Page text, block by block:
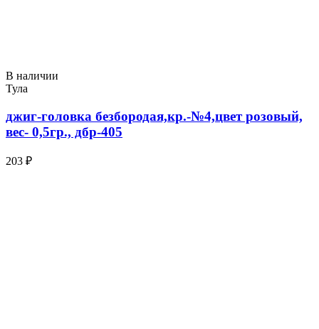
В наличии
Тула
джиг-головка безбородая,кр.-№4,цвет розовый,
вес- 0,5гр., дбр-405
203 ₽